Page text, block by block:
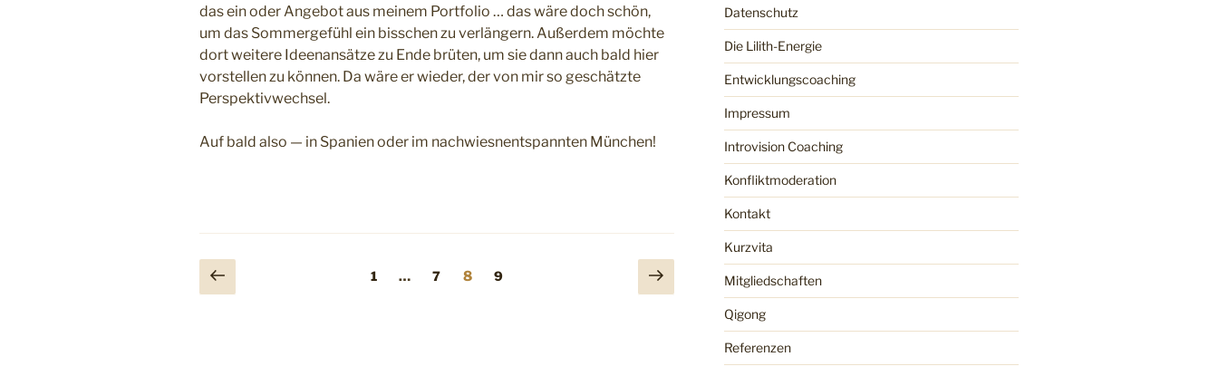
das ein oder Angebot aus meinem Portfolio … das wäre doch schön,
um das Sommergefühl ein bisschen zu verlängern. Außerdem möchte
dort weitere Ideenansätze zu Ende brüten, um sie dann auch bald hier
vorstellen zu können. Da wäre er wieder, der von mir so geschätzte
Perspektivwechsel.
Auf bald also — in Spanien oder im nachwiesnentspannten München!
Seitennummerierung
Vorherige
Seite
Seite
1 … Seite
7 Seite
8 Seite
9
Nächste
Seite
Datenschutz
Die Lilith-Energie
Entwicklungscoaching
Impressum
Introvision Coaching
Konfliktmoderation
Kontakt
Kurzvita
Mitgliedschaften
Qigong
Referenzen